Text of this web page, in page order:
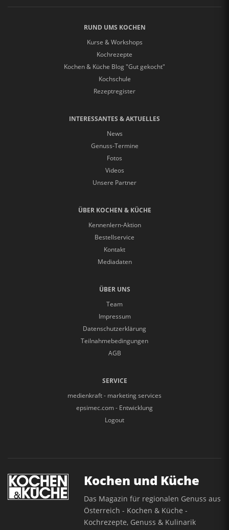
RUND UMS KOCHEN
Kurse & Workshops
Kochrezepte
Kochen & Küche Blog "Gut gekocht"
Kochschule
Rezeptregister
INTERESSANTES & AKTUELLES
News
Genuss-Termine
Fotos
Videos
Unsere Partner
ÜBER KOCHEN & KÜCHE
Kennenlern-Aktion
Bestellservice
Kontakt
Mediadaten
ÜBER UNS
Team
Impressum
Datenschutzerklärung
Teilnahmebedingungen
AGB
SERVICE
medienkraft - marketing services
epsimec.com - Entwicklung
Logout
Kochen und Küche
Das Magazin für regionalen Genuss aus
Österreich - Kochen & Küche -
Kochrezepte, Genuss & Kulinarik